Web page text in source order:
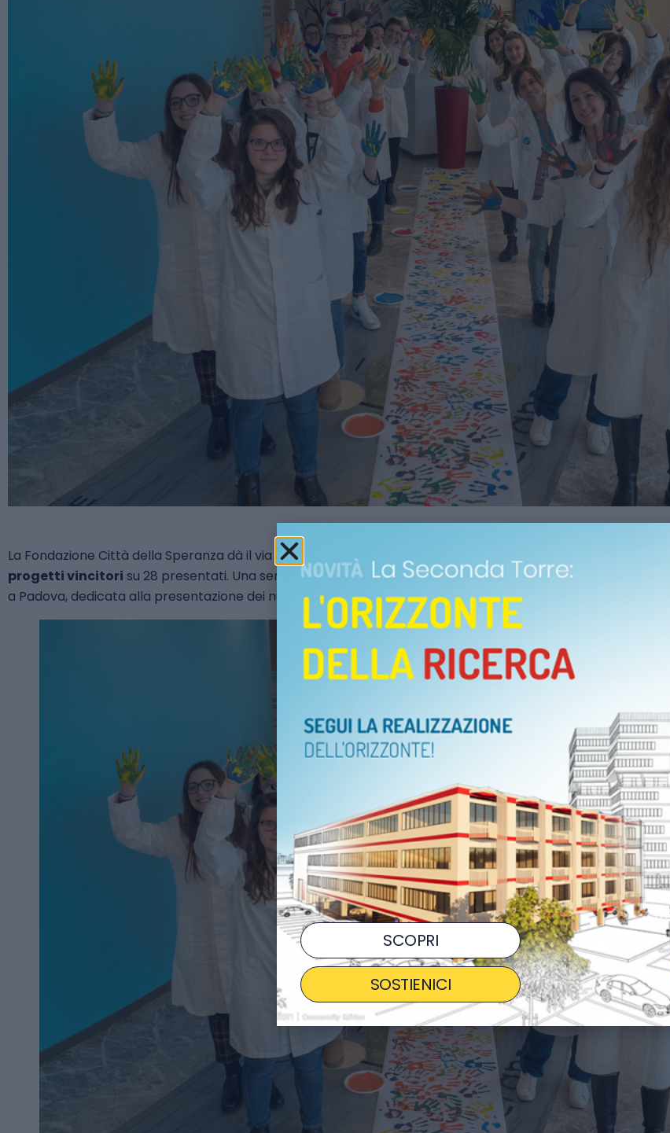
La Fondazione Città della Speranza dà il via ainuovi Bandi di ricerca IRP 2024-2026
progetti vincitori su 28 presentati. Una serata, in programma giovedì 7 marzo all’Istituto di Ricerca
a Padova, dedicata alla presentazione dei nuovi bandi e all’incontro con i potenziali nuovi sostenitori.
SCOPRI
SOSTIENICI